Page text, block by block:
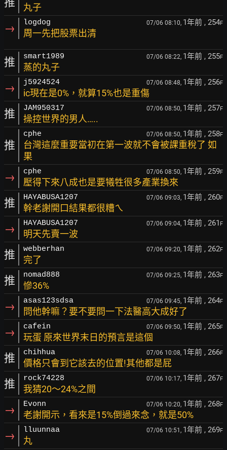
丸子
→ logdog 07/06 08:10, 1年前 , 254F
周一先把股票出清
推 smart1989 07/06 08:22, 1年前 , 255F
蒸的丸子
→ j5924524 07/06 08:48, 1年前 , 256F
ic現在是0%，就算15%也是重傷
推 JAM950317 07/06 08:50, 1年前 , 257F
操控世界的男人…..
推
cphe 07/06 08:50, 1年前 , 258F
台灣這麼重要當初在第一波就不會被課重稅了 如
果
→ cphe 07/06 08:50, 1年前 , 259F
壓得下來八成也是要犧牲很多產業換來
推 HAYABUSA1207 07/06 09:03, 1年前 , 260F
幹老謝開口結果都很糟ㄟ
→ HAYABUSA1207 07/06 09:04, 1年前 , 261 F
明天先賣一波
推 webberhan 07/06 09:20, 1年前 , 262F
完了
推 nomad888 07/06 09:25, 1年前 , 263F
慘36%
→ asas123sdsa 07/06 09:45, 1年前 , 264F
問他幹嘛？要不要問一下法醫高大成好了
→ cafein 07/06 09:50, 1年前 , 265F
玩蛋 原來世界末日的預言是這個
推 chihhua 07/06 10:08, 1年前 , 266F
價格只會到它該去的位置!其他都是屁
推 rock74228 07/06 10:17, 1年前 , 267F
我猜20～24%之間
→ Evonn 07/06 10:20, 1年前 , 268F
老謝開示，看來是15%倒過來念，就是50%
→ lluunnaa 07/06 10:51, 1年前 , 269F
丸